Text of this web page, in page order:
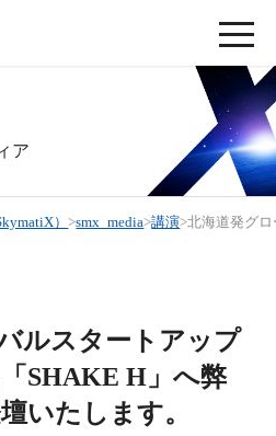
ア
）>smx_media>講演>北海道発グ
ルスタートアップ
SHAKE H」へ弊
いたします。